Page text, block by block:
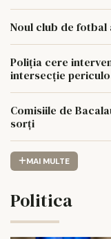
Noul club de fotbal
Poliția cere
intersecție
Comisiile de
sorți
MAI MULTE
Politica